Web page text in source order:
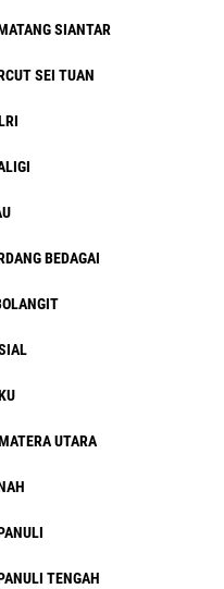
SIANTAR
SEI TUAN
BEDAGAI
UTARA
TENGAH